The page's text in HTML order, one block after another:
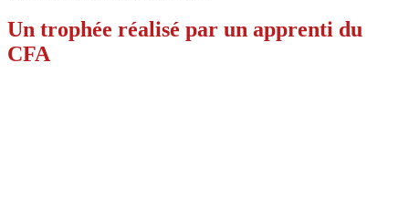
Un trophée réalisé par un apprenti du
CFA